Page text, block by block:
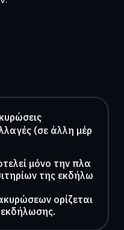
(σε άλλη μέρ
μόνο την πλα
της εκδήλω
ορίζεται